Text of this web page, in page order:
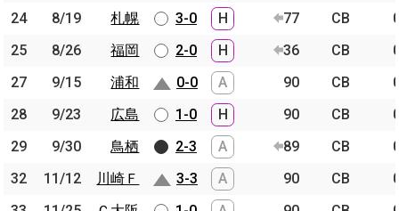
24
8/19 札幌 3-0 H 77 CB
25
8/26 福岡 2-0 H 36 CB
27
9/15 浦和 0-0 A 90 CB
28
9/23 広島 1-0 H 90 CB
29
9/30 鳥栖 2-3 A 89 CB
32
11/12 川崎Ｆ 3-3 A 90 CB
24
8/19
札幌
25
8/26
福岡
27
9/15
浦和
28
9/23
広島
29
9/30
鳥栖
32
11/12
川崎Ｆ